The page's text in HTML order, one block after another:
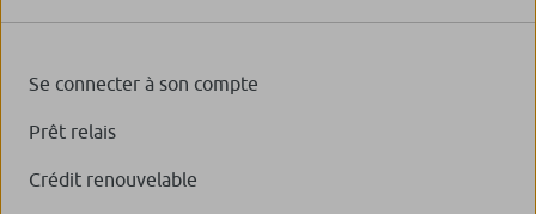
Se connecter à son compte
Prêt relais
Crédit renouvelable